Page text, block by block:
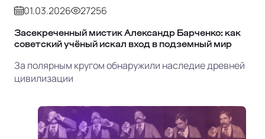
01.03.2026 27256
Засекреченный мистик Александр Барченко: как
советский учёный искал вход в подземный мир
За полярным кругом обнаружили наследие древней
цивилизации